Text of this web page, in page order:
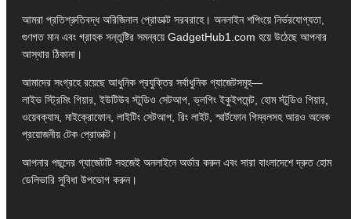
আমরা প্রতিশ্রুতিবদ্ধ অরিজিনাল প্রোডাক্ট সরবরাহে। অনলাইন শপিংয়ে নির্ভরযোগ্যতা,
গুণগত মান এবং গ্রাহক সন্তুষ্টির সমন্বয়ে GadgetHub1.com হয়ে উঠেছে আপনার
আস্থার ঠিকানা।
আমাদের সংগ্রহে রয়েছে আধুনিক প্রযুক্তির সর্বাধুনিক গ্যাজেটসমূহ—
লাইভ স্ট্রিমিং গিয়ার, ইউটিউব স্টুডিও সেটআপ, ভ্লগিং ইকুইপমেন্ট, হোম স্টুডিও গিয়ার,
ওয়েবক্যাম, মাইক্রোফোন, লাইটিং সেটআপ, রিং লাইট, স্মার্টফোন গিম্বলসহ আরও অনেক
প্রয়োজনীয় টেক প্রোডাক্ট।
আপনার পছন্দের গ্যাজেটটি সহজেই অনলাইনে অর্ডার করুন এবং সারা বাংলাদেশে দ্রুত হোম
ডেলিভারি সুবিধা উপভোগ করুন।